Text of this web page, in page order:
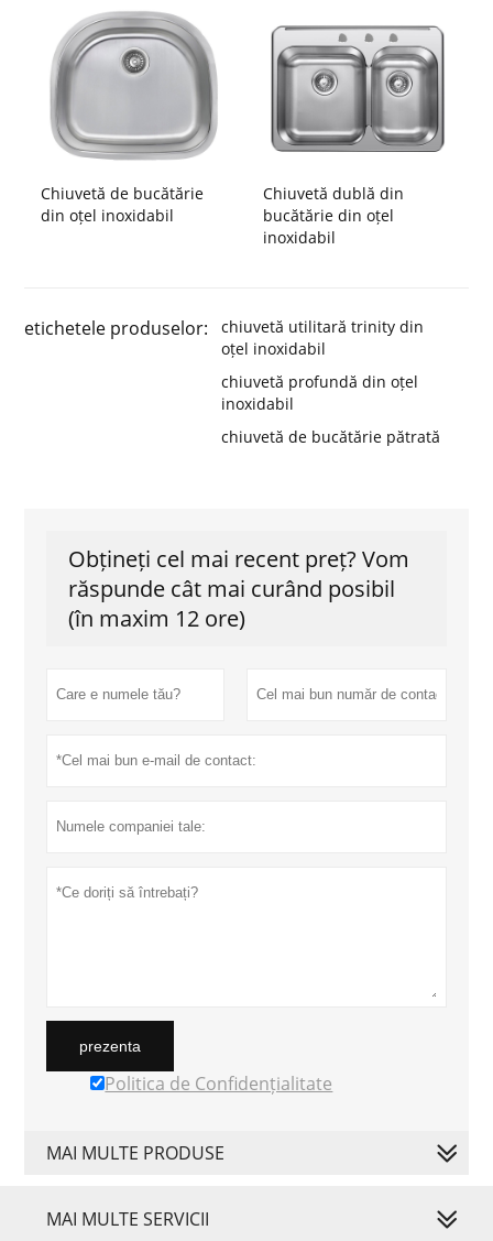
Chiuvetă de bucătărie
din oțel inoxidabil
Chiuvetă dublă din
bucătărie din oțel
inoxidabil
etichetele produselor:
chiuvetă utilitară trinity din
oțel inoxidabil
chiuvetă profundă din oțel
inoxidabil
chiuvetă de bucătărie pătrată
Obțineți cel mai recent preț? Vom
răspunde cât mai curând posibil
(în maxim 12 ore)
prezenta
Politica de Confidențialitate
MAI MULTE PRODUSE
MAI MULTE SERVICII